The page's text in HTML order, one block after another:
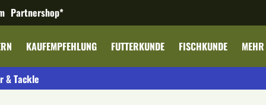
Partnershop*
KAUFEMPFEHLUNG FUTTERKUNDE FISCHKUNDE MEHR
& Tackle